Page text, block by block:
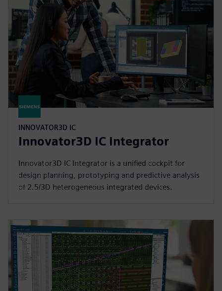
INNOVATOR3D IC
Innovator3D IC Integrator
Innovator3D IC Integrator is a unified cockpit for
design planning, prototyping and predictive analysis
of 2.5/3D heterogeneous integrated devices.